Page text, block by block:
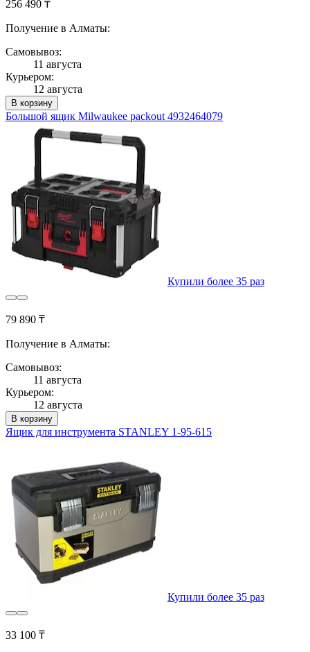
256 490 ₸
Получение в Алматы:
Самовывоз:
11 августа
Курьером:
12 августа
В корзину
Большой ящик Milwaukee packout 4932464079
Купили более 35 раз
79 890 ₸
Получение в Алматы:
Самовывоз:
11 августа
Курьером:
12 августа
В корзину
Ящик для инструмента STANLEY 1-95-615
Купили более 35 раз
33 100 ₸